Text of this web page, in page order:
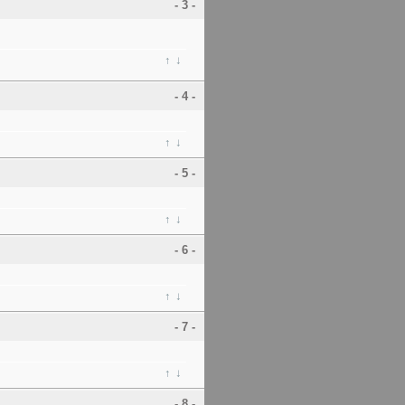
- 3 -
↑ ↓
- 4 -
↑ ↓
- 5 -
↑ ↓
- 6 -
↑ ↓
- 7 -
↑ ↓